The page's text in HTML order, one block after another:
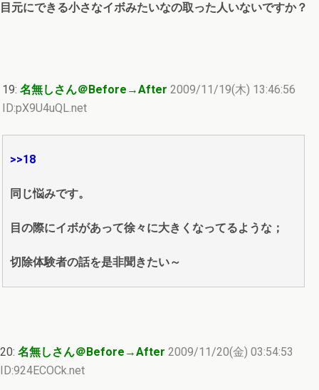
目元にできる小さなイボみたいなの取った人いないですか？
19: 名無しさん＠Before→After 2009/11/19(木) 13:46:56
ID:pX9U4uQL.net
>>18
同じ悩みです。
目の際にイボがあって徐々に大きくなってるような；
切除体験者の話を是非聞きたい～
20: 名無しさん＠Before→After 2009/11/20(金) 03:54:53
ID:924ECOCk.net